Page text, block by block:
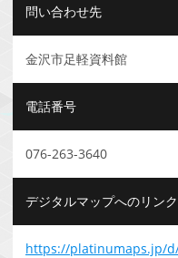
問い合わせ先
金沢市足軽資料館
電話番号
076-263-3640
デジタルマップへのリンク
https://platinumaps.jp/d/